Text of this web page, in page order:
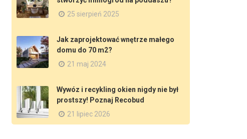
25 sierpień 2025
Jak zaprojektować wnętrze małego
domu do 70 m2?
21 maj 2024
Wywóz i recykling okien nigdy nie był
prostszy! Poznaj Recobud
21 lipiec 2026